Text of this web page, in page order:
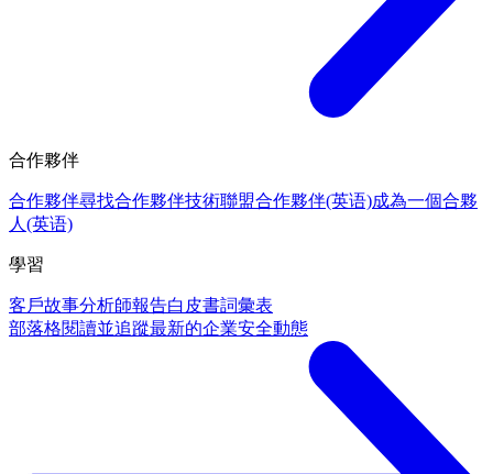
合作夥伴
合作夥伴尋找合作夥伴技術聯盟合作夥伴(英语)成為一個合夥
人(英语)
學習
客戶故事分析師報告白皮書詞彙表
部落格閱讀並追蹤最新的企業安全動態